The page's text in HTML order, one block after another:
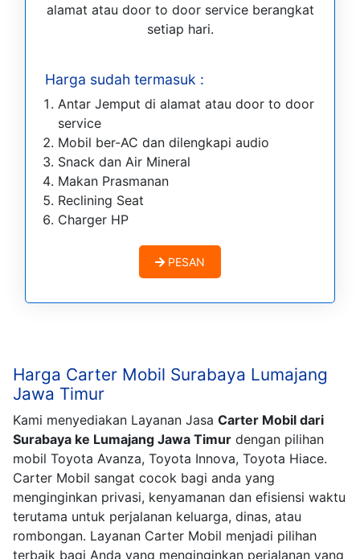
alamat atau door to door service berangkat
setiap hari.
Harga sudah termasuk :
Antar Jemput di alamat atau door to door
service
Mobil ber-AC dan dilengkapi audio
Snack dan Air Mineral
Makan Prasmanan
Reclining Seat
Charger HP
PESAN
Harga Carter Mobil Surabaya Lumajang
Jawa Timur
Kami menyediakan Layanan Jasa Carter Mobil dari
Surabaya ke Lumajang Jawa Timur dengan pilihan
mobil Toyota Avanza, Toyota Innova, Toyota Hiace.
Carter Mobil sangat cocok bagi anda yang
menginginkan privasi, kenyamanan dan efisiensi waktu
terutama untuk perjalanan keluarga, dinas, atau
rombongan. Layanan Carter Mobil menjadi pilihan
terbaik bagi Anda yang menginginkan perjalanan yang